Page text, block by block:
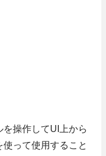
操作してUI上から
って使用すること